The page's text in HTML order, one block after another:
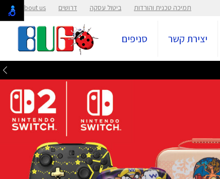
תמיכה טכנית והורדות ביטול עסקה דרושים About us
יצירת קשר סניפים